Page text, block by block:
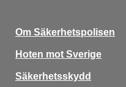
Om Säkerhetspolisen
Hoten mot Sverige
Säkerhetsskydd